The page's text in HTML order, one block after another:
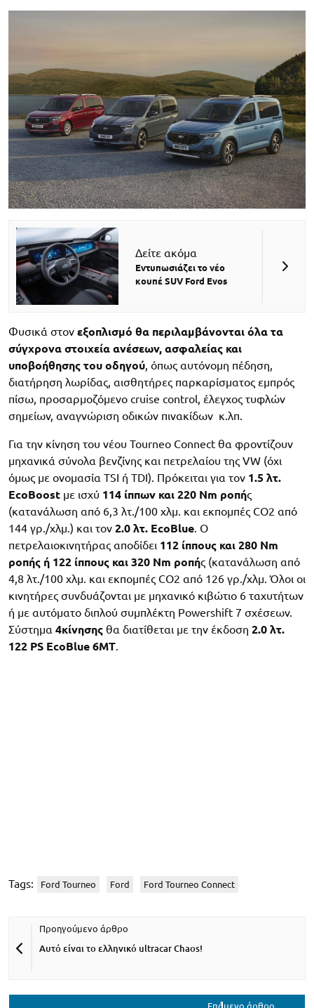
Δείτε ακόμα
Εντυπωσιάζει το νέο
κουπέ SUV Ford Evos
Φυσικά στον εξοπλισμό θα περιλαμβάνονται όλα τα
σύγχρονα στοιχεία ανέσεων, ασφαλείας και
υποβοήθησης του οδηγού, όπως αυτόνομη πέδηση,
διατήρηση λωρίδας, αισθητήρες παρκαρίσματος εμπρός
πίσω, προσαρμοζόμενο cruise control, έλεγχος τυφλών
σημείων, αναγνώριση οδικών πινακίδων κ.λπ.
Για την κίνηση του νέου Tourneo Connect θα φροντίζουν
μηχανικά σύνολα βενζίνης και πετρελαίου της VW (όχι
όμως με ονομασία TSI ή TDI). Πρόκειται για τον 1.5 λτ.
EcoBoost με ισχύ 114 ίππων και 220 Nm ροπής
(κατανάλωση από 6,3 λτ./100 χλμ. και εκπομπές CO2 από
144 γρ./χλμ.) και τον 2.0 λτ. EcoBlue. Ο
πετρελαιοκινητήρας αποδίδει 112 ίππους και 280 Nm
ροπής ή 122 ίππους και 320 Nm ροπής (κατανάλωση από
4,8 λτ./100 χλμ. και εκπομπές CO2 από 126 γρ./χλμ. Όλοι οι
κινητήρες συνδυάζονται με μηχανικό κιβώτιο 6 ταχυτήτων
ή με αυτόματο διπλού συμπλέκτη Powershift 7 σχέσεων.
Σύστημα 4κίνησης θα διατίθεται με την έκδοση 2.0 λτ.
122 PS EcoBlue 6MT.
Tags: Ford Tourneo Ford Ford Tourneo Connect
Αυτό είναι το ελληνικό ultracar Chaos!